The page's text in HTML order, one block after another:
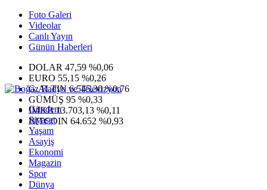
Foto Galeri
Videolar
Canlı Yayın
Günün Haberleri
DOLAR 47,59 %0,06
EURO 55,15 %0,26
G.ALTIN6.545,30 %0,76
GÜMÜŞ 95 %0,33
IMKB13.703,13 %0,11
BITCOIN 64.652 %0,93
Gündem
Siyaset
Yaşam
Asayiş
Ekonomi
Magazin
Spor
Dünya